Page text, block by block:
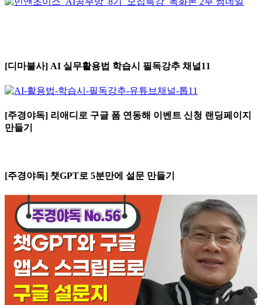
[디마불사] AI 실무활용법 학습시 필독강추 채널11
[주경야독] 리애디로 구글 폼 연동해 이벤트 신청 랜딩페이지
만들기
[주경야독] 챗GPT로 5분만에 설문 만들기